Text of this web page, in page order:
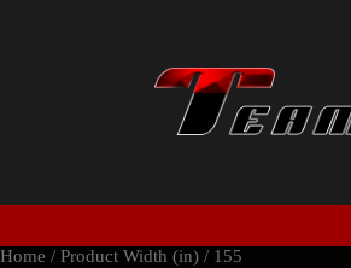
Home / Product Width (in) / 155